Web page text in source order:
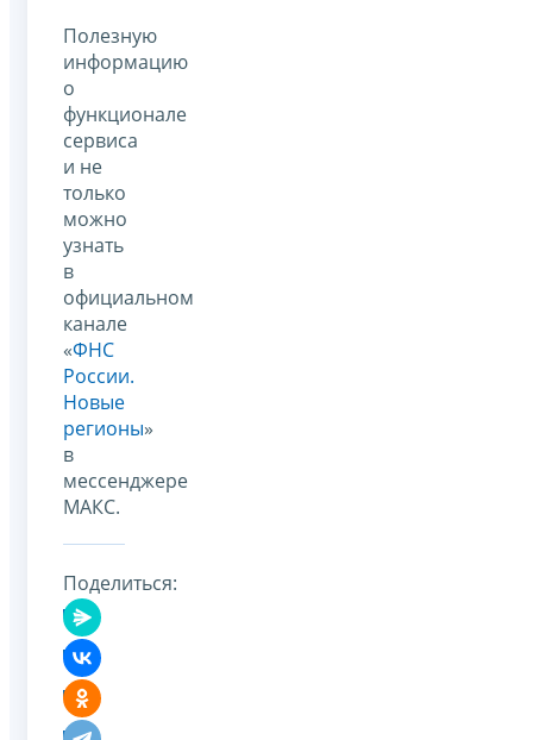
Полезную
информацию
о
функционале
сервиса
и не
только
можно
узнать
в
официальном
канале
«ФНС
России.
Новые
регионы»
в
мессенджере
МАКС.
Поделиться: